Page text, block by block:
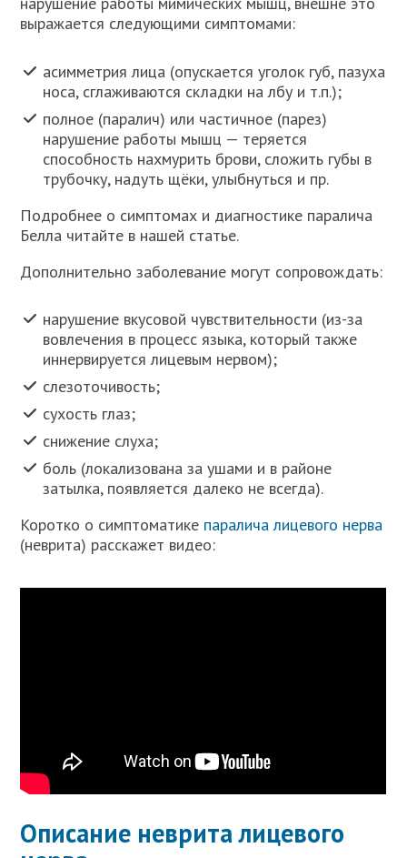
выражается следующими симптомами:
асимметрия лица (опускается уголок губ, пазуха
носа, сглаживаются складки на лбу и т.п.);
полное (паралич) или частичное (парез)
нарушение работы мышц — теряется
способность нахмурить брови, сложить губы в
трубочку, надуть щёки, улыбнуться и пр.
Подробнее о симптомах и диагностике паралича
Белла читайте в нашей статье.
Дополнительно заболевание могут сопровождать:
нарушение вкусовой чувствительности (из-за
вовлечения в процесс языка, который также
иннервируется лицевым нервом);
слезоточивость;
сухость глаз;
снижение слуха;
боль (локализована за ушами и в районе
затылка, появляется далеко не всегда).
Коротко о симптоматике паралича лицевого нерва
(неврита) расскажет видео:
Описание неврита лицевого